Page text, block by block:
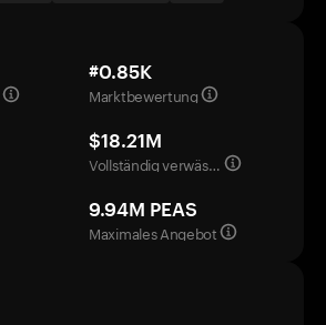
#0.85K
Marktbewertung
$18.21M
Vollständig verwässerte Bewertung
9.94M PEAS
Maximales Angebot